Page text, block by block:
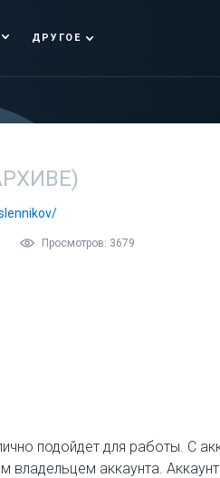
ДРУГОЕ
Просмотров: 3679
подойдет для работы. С
владельцем аккаунта.